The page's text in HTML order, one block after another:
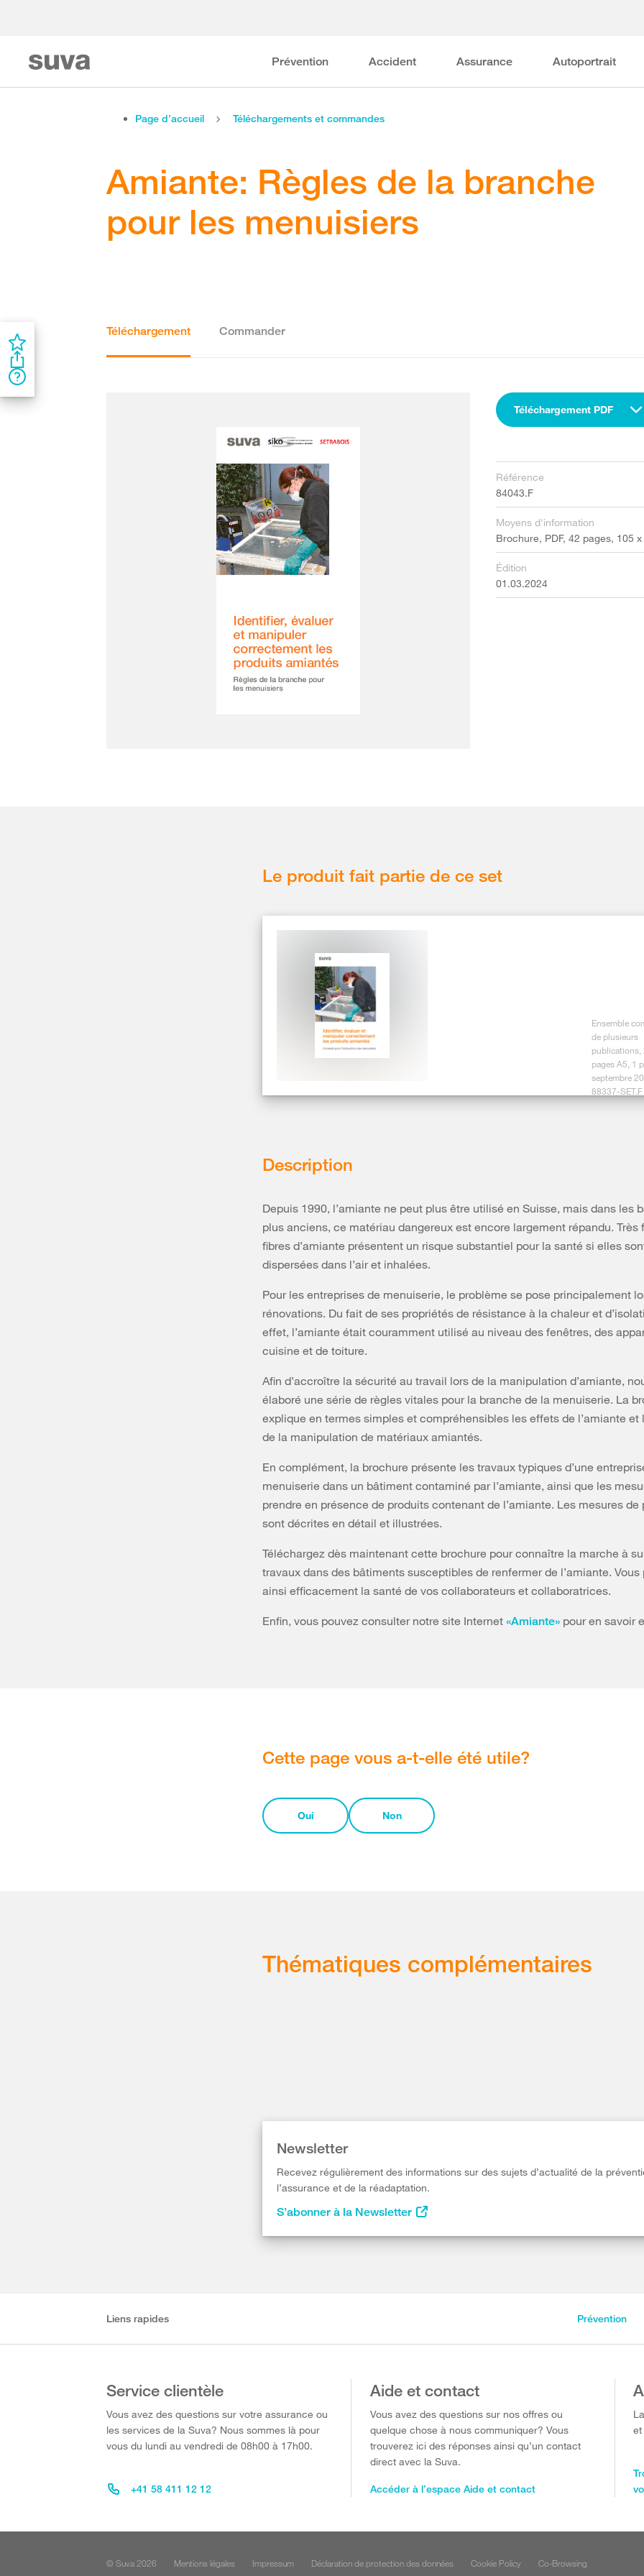
Prévention Accident Assurance Autoportrait
Page d’accueil Téléchargements et commandes
Amiante: Règles de la branche
pour les menuisiers
Téléchargement Commander
Téléchargement PDF
Référence
84043.F
Moyens d'information
Brochure, PDF, 42 pages, 105
Édition
01.03.2024
Le produit fait partie de ce set
Tous les bâtiments construits avant 1990 sont susceptibles de
amiante.
Ensemble
de plusieurs
publications,
pages A5, 1
septembre
88337-SET.F
Description
Depuis 1990, l’amiante ne peut plus être utilisé en Suisse, mais dans les
plus anciens, ce matériau dangereux est encore largement répandu. Très
fibres d’amiante présentent un risque substantiel pour la santé si elles
dispersées dans l’air et inhalées.
Pour les entreprises de menuiserie, le problème se pose principalement
rénovations. Du fait de ses propriétés de résistance à la chaleur et
effet, l’amiante était couramment utilisé au niveau des fenêtres, des
cuisine et de toiture.
Afin d’accroître la sécurité au travail lors de la manipulation d’amiante,
élaboré une série de règles vitales pour la branche de la menuiserie. La
explique en termes simples et compréhensibles les effets de l’amiante et
de la manipulation de matériaux amiantés.
En complément, la brochure présente les travaux typiques d’une
menuiserie dans un bâtiment contaminé par l’amiante, ainsi que les
prendre en présence de produits contenant de l’amiante. Les mesures de
sont décrites en détail et illustrées.
Téléchargez dès maintenant cette brochure pour connaître la marche à
travaux dans des bâtiments susceptibles de renfermer de l’amiante. Vous
ainsi efficacement la santé de vos collaborateurs et collaboratrices.
Enfin, vous pouvez consulter notre site Internet «Amiante» pour en savoir
Cette page vous a-t-elle été utile?
Oui Non
Thématiques complémentaires
Newsletter
Recevez régulièrement des informations sur des sujets d’actualité de la
l’assurance et de la réadaptation.
S’abonner à la Newsletter
Liens rapides Prévention
Service clientèle
Vous avez des questions sur votre assurance ou
les services de la Suva? Nous sommes là pour
vous du lundi au vendredi de 08h00 à 17h00.
+41 58 411 12 12
Aide et contact
Vous avez des questions sur nos offres ou
quelque chose à nous communiquer? Vous
trouverez ici des réponses ainsi qu’un contact
direct avec la Suva.
Accéder à l’espace Aide et contact
et
© Suva 2026 Mentions légales Impressum Déclaration de protection des données Cookie Policy Co-Browsing